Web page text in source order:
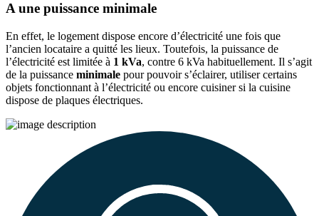
A une puissance minimale
En effet, le logement dispose encore d’électricité une fois que
l’ancien locataire a quitté les lieux. Toutefois, la puissance de
l’électricité est limitée à 1 kVa, contre 6 kVa habituellement. Il s’agit
de la puissance minimale pour pouvoir s’éclairer, utiliser certains
objets fonctionnant à l’électricité ou encore cuisiner si la cuisine
dispose de plaques électriques.